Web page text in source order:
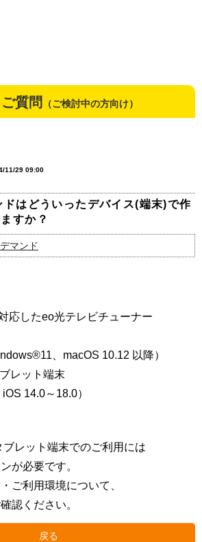
質問 （ご検討中の方向け）
11/29 09:00
はどういったデバイス(端末)で作
すか？
マンド
応したeo光テレビチューナー
、macOS 10.12 以降）
レット端末
14.0～18.0）
レット端末でのご利用には
が必要です。
ご利用環境について、
認ください。
戻る